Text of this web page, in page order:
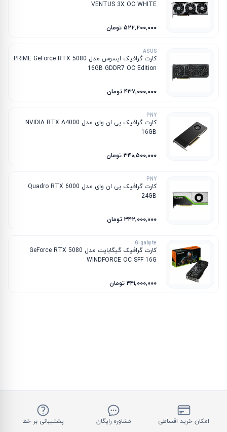
VENTUS 3X OC WHITE
۵۲۲٬۲۰۰٬۰۰۰ تومان
ASUS
کارت گرافیک ایسوس مدل PRIME GeForce RTX 5080
16GB GDDR7 OC Edition
۴۳۷٬۰۰۰٬۰۰۰ تومان
PNY
کارت گرافیک پی ان وای مدل NVIDIA RTX A4000
16GB
۳۴۰٬۵۰۰٬۰۰۰ تومان
PNY
کارت گرافیک پی ان وای مدل Quadro RTX 6000
24GB
۳۴۲٬۰۰۰٬۰۰۰ تومان
Gigabyte
کارت گرافیک گیگابایت مدل GeForce RTX 5080
WINDFORCE OC SFF 16G
۴۴۱٬۰۰۰٬۰۰۰ تومان
امکان خرید اقساطی مشاوره رایگان پشتیبانی بر خط